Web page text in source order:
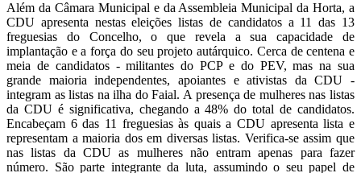
Além da Câmara Municipal e da Assembleia Municipal da Horta, a
CDU apresenta nestas eleições listas de candidatos a 11 das 13
freguesias do Concelho, o que revela a sua capacidade de
implantação e a força do seu projeto autárquico. Cerca de centena e
meia de candidatos - militantes do PCP e do PEV, mas na sua
grande maioria independentes, apoiantes e ativistas da CDU -
integram as listas na ilha do Faial. A presença de mulheres nas listas
da CDU é significativa, chegando a 48% do total de candidatos.
Encabeçam 6 das 11 freguesias às quais a CDU apresenta lista e
representam a maioria dos em diversas listas. Verifica-se assim que
nas listas da CDU as mulheres não entram apenas para fazer
número. São parte integrante da luta, assumindo o seu papel de